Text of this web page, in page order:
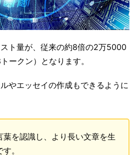
ト量が、従来の約8倍の2万5000
ークン）となります。
やエッセイの作成もできるように
葉を認識し、より長い文章を生
。